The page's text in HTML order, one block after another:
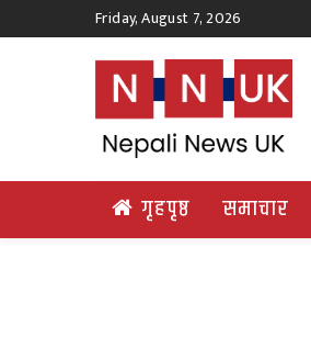
Friday, August 7, 2026
गृहपृष्ठ समाचार